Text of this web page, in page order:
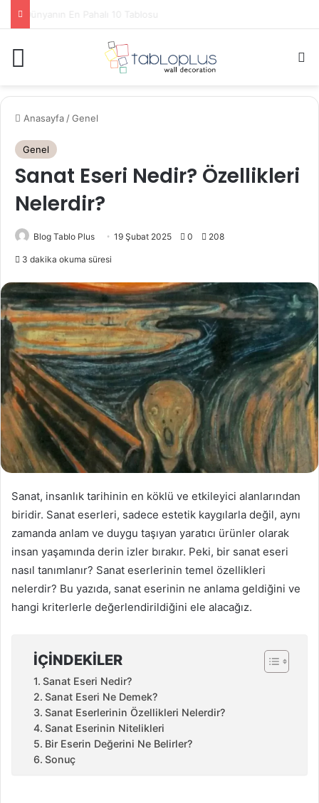
Louvre Müzesinde Görülmesi Gereken Eserler
Anasayfa /Genel
Genel
Sanat Eseri Nedir? Özellikleri
Nelerdir?
Blog Tablo Plus 19 Şubat 2025 0 208
3 dakika okuma süresi
Sanat, insanlık tarihinin en köklü ve etkileyici alanlarından
biridir. Sanat eserleri, sadece estetik kaygılarla değil, aynı
zamanda anlam ve duygu taşıyan yaratıcı ürünler olarak
insan yaşamında derin izler bırakır. Peki, bir sanat eseri
nasıl tanımlanır? Sanat eserlerinin temel özellikleri
nelerdir? Bu yazıda, sanat eserinin ne anlama geldiğini ve
hangi kriterlerle değerlendirildiğini ele alacağız.
İÇINDEKILER
Sanat Eseri Nedir?
Sanat Eseri Ne Demek?
Sanat Eserlerinin Özellikleri Nelerdir?
Sanat Eserinin Nitelikleri
Bir Eserin Değerini Ne Belirler?
Sonuç